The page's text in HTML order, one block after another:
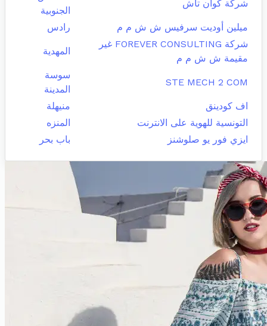
شركة كوان تاش
الجنوبية
ميلين أوديت سرفيس ش ش م م
رادس
شركة FOREVER CONSULTING غير
مقيمة ش ش م م
المهدية
STE MECH 2 COM
سوسة
المدينة
اف كودينق
منيهلة
التونسية للهوية على الانترنت
المنزه
ايزي فور يو صلوشنز
باب بحر